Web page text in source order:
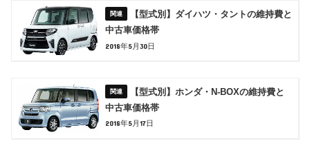
【型式別】ダイハツ・タントの維持費と
中古車価格帯
2018年5月30日
【型式別】ホンダ・N-BOXの維持費と
中古車価格帯
2018年5月17日